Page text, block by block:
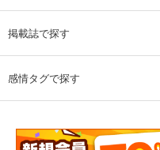
掲載誌で探す
感情タグで探す